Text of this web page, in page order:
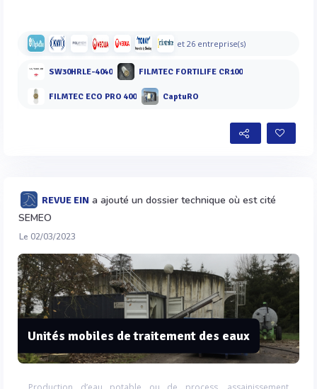
et 26 entreprise(s)
SW30HRLE-4040 FILMTEC FORTILIFE CR100
FILMTEC ECO PRO 400 CaptuRO
REVUE EIN a ajouté un dossier technique où est cité
SEMEO
Le 02/03/2023
Unités mobiles de traitement des eaux